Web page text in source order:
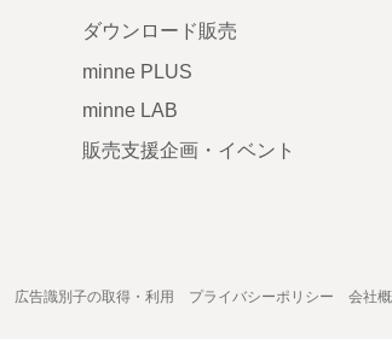
ダウンロード販売
minne PLUS
minne LAB
販売支援企画・イベント
広告識別子の取得・利用 プライバシーポリシー 会社